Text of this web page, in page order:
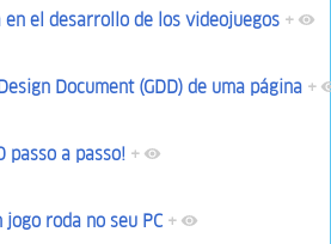
en el desarrollo de los videojuegos +
Document (GDD) de uma página +
passo a passo! +
roda no seu PC +